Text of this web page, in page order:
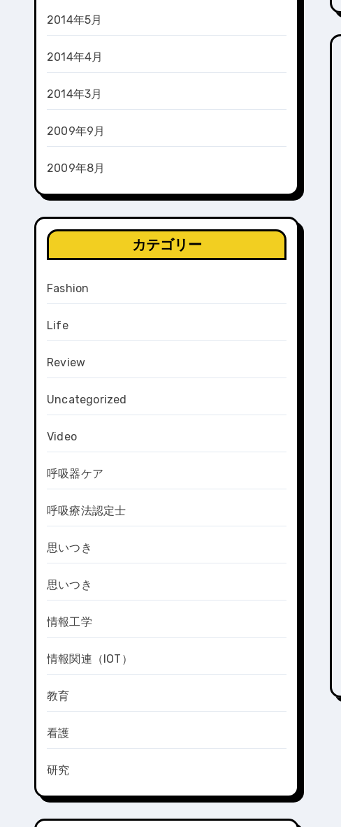
2014年5月
2014年4月
2014年3月
2009年9月
2009年8月
カテゴリー
Fashion
Life
Review
Uncategorized
Video
呼吸器ケア
呼吸療法認定士
思いつき
思いつき
情報工学
情報関連（IOT）
教育
看護
研究